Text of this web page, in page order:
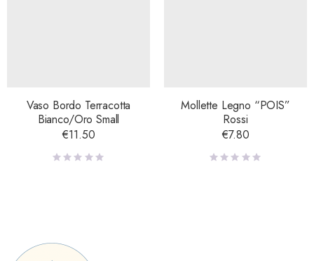
Vaso Bordo Terracotta
Bianco/Oro Small
€11.50
Mollette Legno “POIS”
Rossi
€7.80